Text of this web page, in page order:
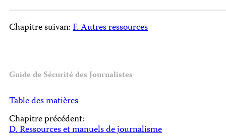
Chapitre suivan:F. Autres ressources
Guide de Sécurité des Journalistes
Table des matières
Chapitre précédent:
D. Ressources et manuels de journalisme